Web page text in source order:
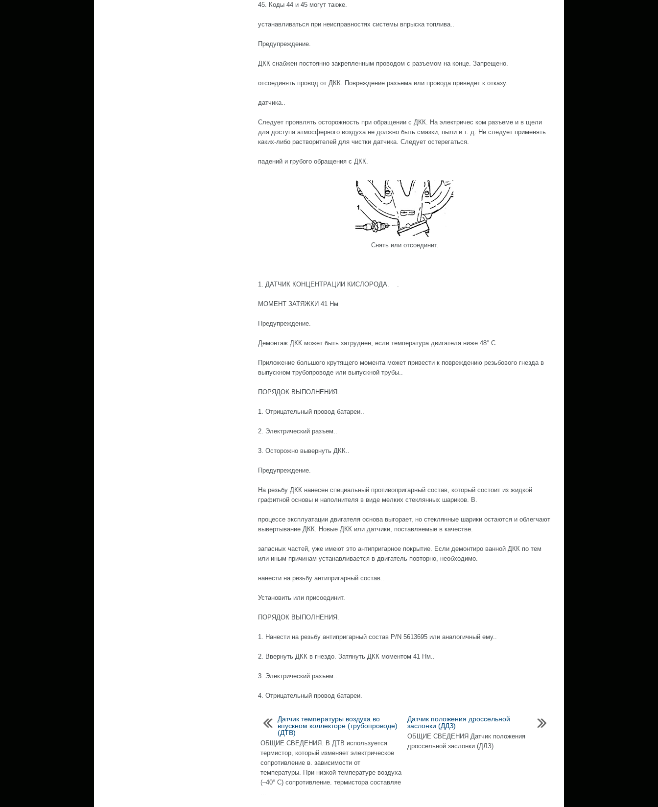
45. Коды 44 и 45 могут также.
устанавливаться при неисправностях системы впрыска топлива..
Предупреждение.
ДКК снабжен постоянно закрепленным проводом с разъемом на конце. Запрещено.
отсоединять провод от ДКК. Повреждение разъема или провода приведет к отказу.
датчика..
Следует проявлять осторожность при обращении с ДКК. На электричес ком разъеме и в щели
для доступа атмосферного воздуха не должно быть смазки, пыли и т. д. Не следует применять
каких-либо растворителей для чистки датчика. Следует остерегаться.
падений и грубого обращения с ДКК.
Снять или отсоединит.
1. ДАТЧИК КОНЦЕНТРАЦИИ КИСЛОРОДА. .
МОМЕНТ ЗАТЯЖКИ 41 Нм
Предупреждение.
Демонтаж ДКК может быть затруднен, если температура двигателя ниже 48° С.
Приложение большого крутящего момента может привести к повреждению резьбового гнезда в
выпускном трубопроводе или выпускной трубы..
ПОРЯДОК ВЫПОЛНЕНИЯ.
1. Отрицательный провод батареи..
2. Электрический разъем..
3. Осторожно вывернуть ДКК..
Предупреждение.
На резьбу ДКК нанесен специальный противопригарный состав, который состоит из жидкой
графитной основы и наполнителя в виде мелких стеклянных шариков. В.
процессе эксплуатации двигателя основа выгорает, но стеклянные шарики остаются и облегчают
вывертывание ДКК. Новые ДКК или датчики, поставляемые в качестве.
запасных частей, уже имеют это антипригарное покрытие. Если демонтиро ванной ДКК по тем
или иным причинам устанавливается в двигатель повторно, необходимо.
нанести на резьбу антипригарный состав..
Установить или присоединит.
ПОРЯДОК ВЫПОЛНЕНИЯ.
1. Нанести на резьбу антипригарный состав P/N 5613695 или аналогичный ему..
2. Ввернуть ДКК в гнездо. Затянуть ДКК моментом 41 Нм..
3. Электрический разъем..
4. Отрицательный провод батареи.
Датчик температуры воздуха во
впускном коллекторе (трубопроводе)
(ДТВ)
ОБЩИЕ СВЕДЕНИЯ. В ДТВ используется
термистор, который изменяет электрическое
сопротивление в. зависимости от
температуры. При низкой температуре воздуха
(–40° С) сопротивление. термистора составляе
...
Датчик положения дроссельной
заслонки (ДДЗ)
ОБЩИЕ СВЕДЕНИЯ Датчик положения
дроссельной заслонки (ДЛЗ) ...